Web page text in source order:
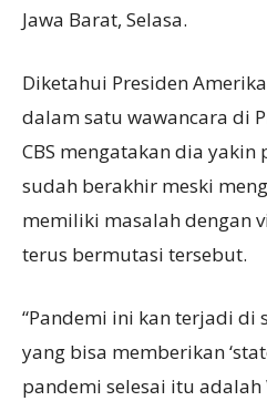
Jawa Barat, Selasa.
Diketahui Presiden
dalam satu wawancara di
CBS mengatakan dia yakin
sudah berakhir meski
memiliki masalah dengan
terus bermutasi tersebut.
“Pandemi ini kan terjadi di
yang bisa memberikan
pandemi selesai itu adalah